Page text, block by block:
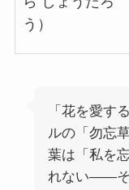
う）
「花を愛す
ルの「勿忘
葉は「私を
れない——そ